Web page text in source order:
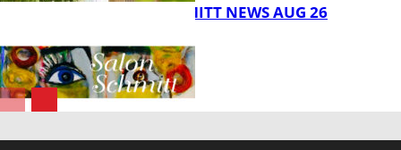
FB Kultur
SALON SCHMITT NEWS AUG 26